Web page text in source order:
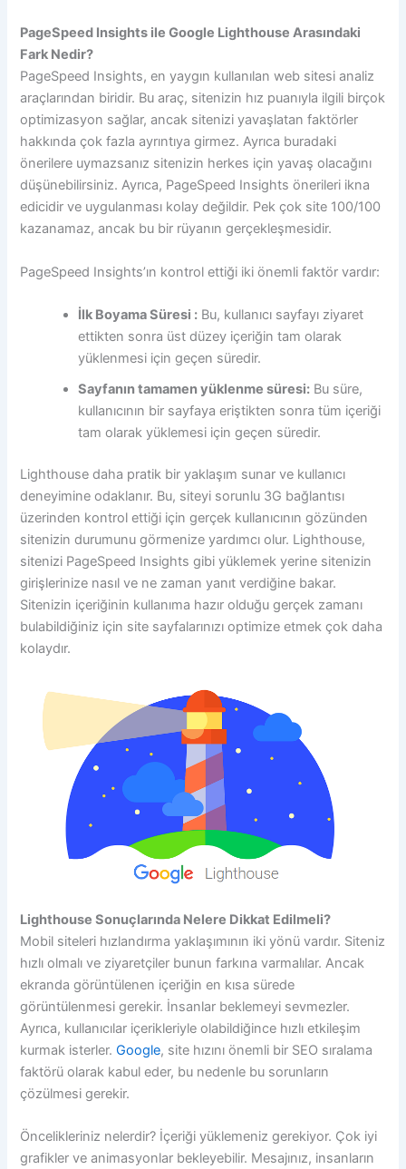
PageSpeed Insights ile Google Lighthouse Arasındaki
Fark Nedir?
PageSpeed ​​Insights, en yaygın kullanılan web sitesi analiz
araçlarından biridir. Bu araç, sitenizin hız puanıyla ilgili birçok
optimizasyon sağlar, ancak sitenizi yavaşlatan faktörler
hakkında çok fazla ayrıntıya girmez. Ayrıca buradaki
önerilere uymazsanız sitenizin herkes için yavaş olacağını
düşünebilirsiniz. Ayrıca, PageSpeed ​​Insights önerileri ikna
edicidir ve uygulanması kolay değildir. Pek çok site 100/100
kazanamaz, ancak bu bir rüyanın gerçekleşmesidir.
PageSpeed ​​Insights’ın kontrol ettiği iki önemli faktör vardır:
İlk Boyama Süresi : Bu, kullanıcı sayfayı ziyaret
ettikten sonra üst düzey içeriğin tam olarak
yüklenmesi için geçen süredir.
Sayfanın tamamen yüklenme süresi: Bu süre,
kullanıcının bir sayfaya eriştikten sonra tüm içeriği
tam olarak yüklemesi için geçen süredir.
Lighthouse daha pratik bir yaklaşım sunar ve kullanıcı
deneyimine odaklanır. Bu, siteyi sorunlu 3G bağlantısı
üzerinden kontrol ettiği için gerçek kullanıcının gözünden
sitenizin durumunu görmenize yardımcı olur. Lighthouse,
sitenizi PageSpeed ​​Insights gibi yüklemek yerine sitenizin
girişlerinize nasıl ve ne zaman yanıt verdiğine bakar.
Sitenizin içeriğinin kullanıma hazır olduğu gerçek zamanı
bulabildiğiniz için site sayfalarınızı optimize etmek çok daha
kolaydır.
Lighthouse Sonuçlarında Nelere Dikkat Edilmeli?
Mobil siteleri hızlandırma yaklaşımının iki yönü vardır. Siteniz
hızlı olmalı ve ziyaretçiler bunun farkına varmalılar. Ancak
ekranda görüntülenen içeriğin en kısa sürede
görüntülenmesi gerekir. İnsanlar beklemeyi sevmezler.
Ayrıca, kullanıcılar içerikleriyle olabildiğince hızlı etkileşim
kurmak isterler.Google, site hızını önemli bir SEO sıralama
faktörü olarak kabul eder, bu nedenle bu sorunların
çözülmesi gerekir.
Öncelikleriniz nelerdir? İçeriği yüklemeniz gerekiyor. Çok iyi
grafikler ve animasyonlar bekleyebilir. Mesajınız, insanların